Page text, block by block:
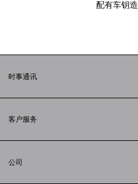
时事通讯
客户服务
配送方式
公司